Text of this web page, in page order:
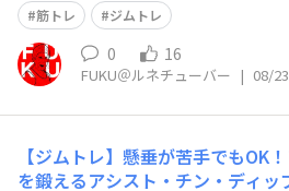
筋トレ
ジムトレ
0 16
FUKU＠ルネチューバー | 08/23
【ジムトレ】懸垂が苦手でもOK
を鍛えるアシスト・チン・ディッ